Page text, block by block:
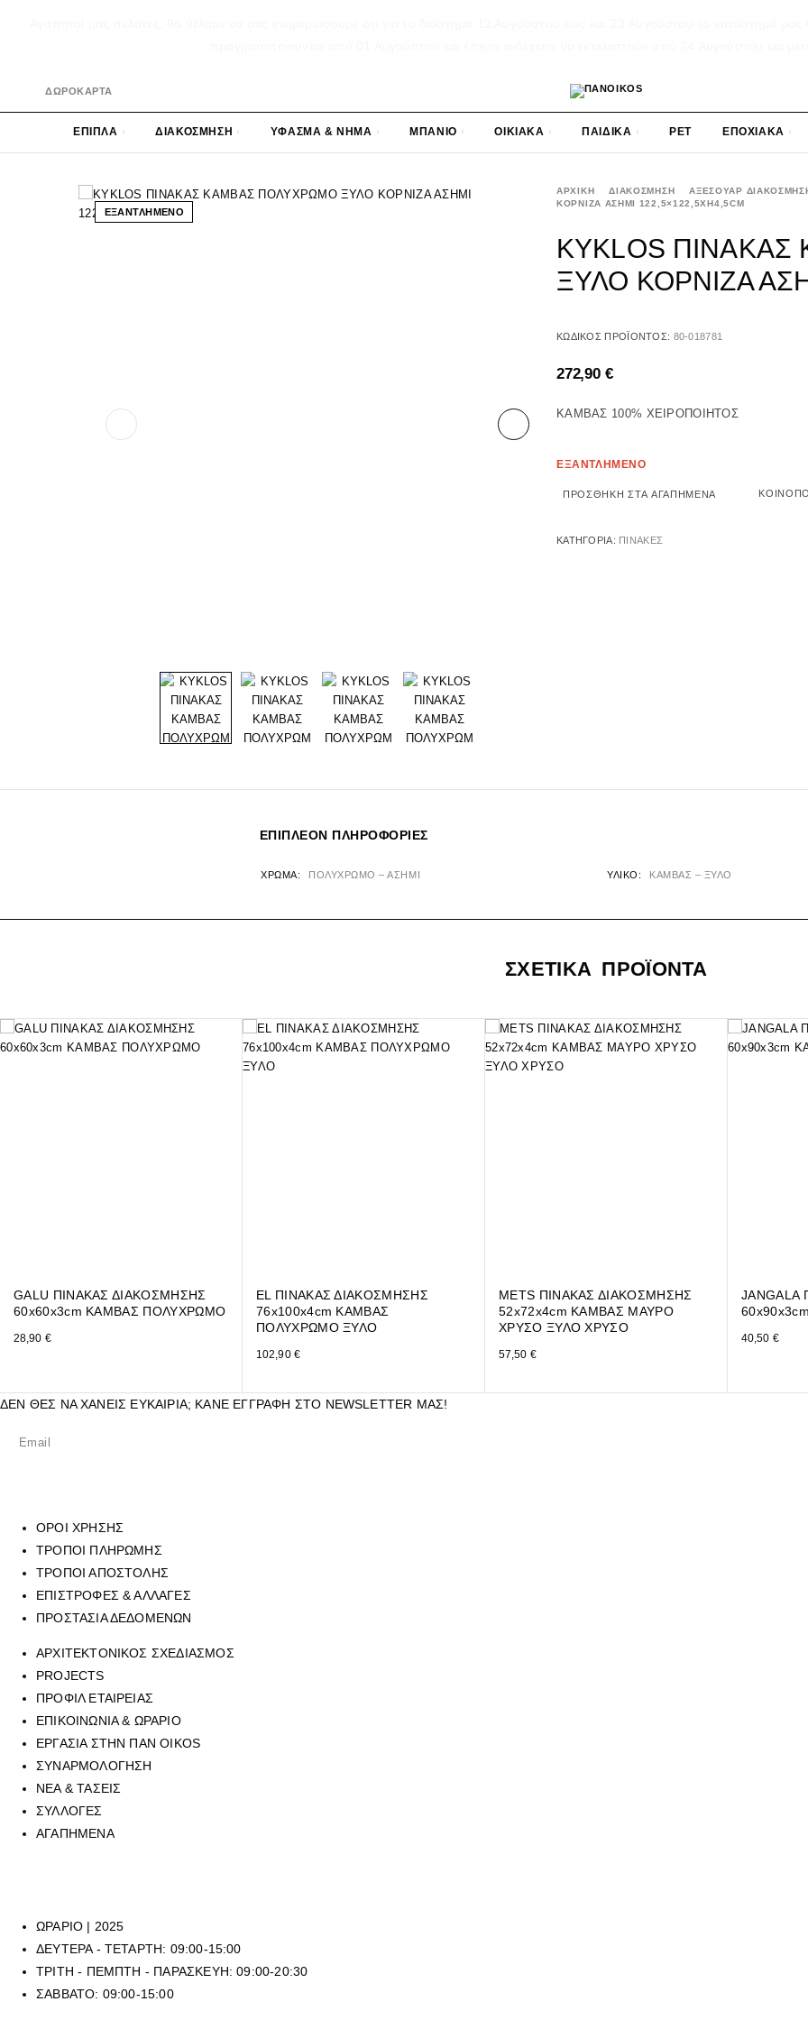
ΔΩΡΟΚΑΡΤΑ
ΕΠΙΠΛΑ ΔΙΑΚΟΣΜΗΣΗ ΥΦΑΣΜΑ & ΝΗΜΑ ΜΠΑΝΙΟ ΟΙΚΙΑΚΑ ΠΑΙΔΙΚΑ PET ΕΠΟΧΙΑΚΑ
ΕΞΑΝΤΛΗΜΕΝΟ
Προηγούμενο Επόμενο
ΑΡΧΙΚΉ ΔΙΑΚΟΣΜΗΣΗ ΑΞΕΣΟΥΑΡ
ΚΟΡΝΙΖΑ ΑΣΗΜΙ 122,5×122,5XH4,5CM
KYKLOS
ΞΥΛΟ ΚΟΡΝΙΖΑ
ΚΩΔΙΚΌΣ ΠΡΟΪΌΝΤΟΣ: 80-018781
272,90 €
ΚΑΜΒΑΣ 100% ΧΕΙΡΟΠΟΙΗΤΟΣ
ΕΞΑΝΤΛΗΜΕΝΟ
ΠΡΟΣΘΉΚΗ ΣΤΑ ΑΓΑΠΗΜΈΝΑ
ΚΑΤΗΓΟΡΊΑ: ΠΙΝΑΚΕΣ
ΕΠΙΠΛΈΟΝ ΠΛΗΡΟΦΟΡΊΕΣ
ΧΡΏΜΑ ΠΟΛΥΧΡΩΜΟ – ΑΣΗΜΙ ΥΛΙΚΌ ΚΑΜΒΑΣ – ΞΥΛΟ
ΣΧΕΤΙΚΑ ΠΡΟΪΟΝΤΑ
GALU ΠΙΝΑΚΑΣ ΔΙΑΚΟΣΜΗΣΗΣ
60x60x3cm ΚΑΜΒΑΣ ΠΟΛΥΧΡΩΜΟ
28,90 €
EL ΠΙΝΑΚΑΣ ΔΙΑΚΟΣΜΗΣΗΣ
76x100x4cm ΚΑΜΒΑΣ
ΠΟΛΥΧΡΩΜΟ ΞΥΛΟ
102,90 €
METS ΠΙΝΑΚΑΣ ΔΙΑΚΟΣΜΗΣΗΣ
52x72x4cm ΚΑΜΒΑΣ ΜΑΥΡΟ
ΧΡΥΣΟ ΞΥΛΟ ΧΡΥΣΟ
57,50 €
40,50 €
ΔΕΝ ΘΕΣ ΝΑ ΧΑΝΕΙΣ ΕΥΚΑΙΡΙΑ; ΚΑΝΕ ΕΓΓΡΑΦΗ ΣΤΟ NEWSLETTER ΜΑΣ!
ΟΡΟΙ ΧΡΗΣΗΣ
ΤΡΟΠΟΙ ΠΛΗΡΩΜΗΣ
ΤΡΟΠΟΙ ΑΠΟΣΤΟΛΗΣ
ΕΠΙΣΤΡΟΦΕΣ & ΑΛΛΑΓΕΣ
ΠΡΟΣΤΑΣΙΑ ΔΕΔΟΜΕΝΩΝ
ΑΡΧΙΤΕΚΤΟΝΙΚΟΣ ΣΧΕΔΙΑΣΜΟΣ
PROJECTS
ΠΡΟΦΙΛ ΕΤΑΙΡΕΙΑΣ
ΕΠΙΚΟΙΝΩΝΙΑ & ΩΡΑΡΙΟ
ΕΡΓΑΣΙΑ ΣΤΗΝ ΠΑΝ OIKOS
ΣΥΝΑΡΜΟΛΟΓΗΣΗ
ΝΕΑ & ΤΑΣΕΙΣ
ΣΥΛΛΟΓΕΣ
ΑΓΑΠΗΜΕΝΑ
ΩΡΑΡΙΟ | 2025
ΔΕΥΤΕΡΑ - ΤΕΤΑΡΤΗ: 09:00-15:00
ΤΡΙΤΗ - ΠΕΜΠΤΗ - ΠΑΡΑΣΚΕΥΗ: 09:00-20:30
ΣΑΒΒΑΤΟ: 09:00-15:00